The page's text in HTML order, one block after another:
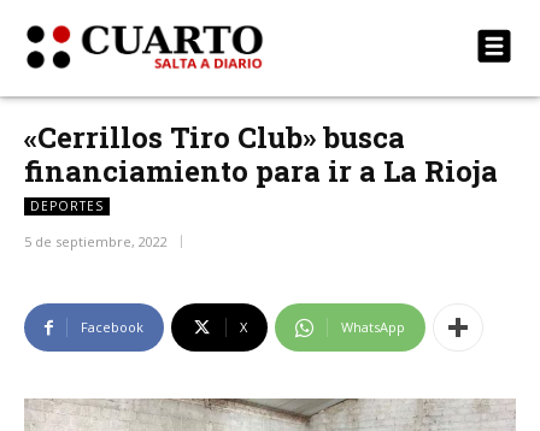
«Cerrillos Tiro Club» busca
financiamiento para ir a La Rioja
DEPORTES
5 de septiembre, 2022
Facebook X WhatsApp